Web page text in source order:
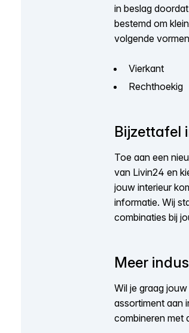
in beslag
bestemd om
volgende
Vierkant
Rechthoekig
Bijzettafel
Toe aan een
van Livin24 en
jouw interieur
informatie. Wij
combinaties bij
Meer
Wil je graag
assortiment aan
combineren met